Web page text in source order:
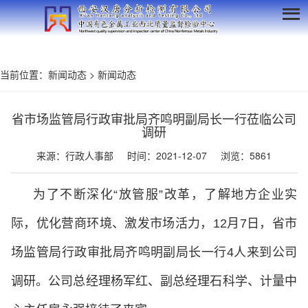
当前位置： 新闻动态 > 新闻动态
省市场监管局行政审批局齐鸣明副局长一行莅临公司
调研
来源：行政人事部 时间：2021-12-07 浏览：5861
为了不断深化“放管服”改革，了解地方企业实
际，优化营商环境、激发市场活力，12月7日，省市
场监管局行政审批局齐鸣明副局长一行4人来到公司
调研。公司总经理杨军红、副总经理石科学、 计量中